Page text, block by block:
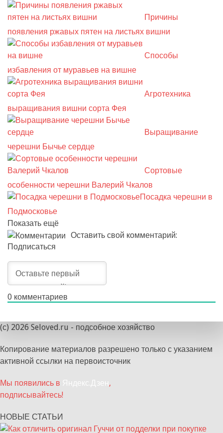
Причины
появления ржавых пятен на листьях вишни
Способы
избавления от муравьев на вишне
Агротехника
выращивания вишни сорта Фея
Выращивание
черешни Бычье сердце
Сортовые
особенности черешни Валерий Чкалов
Посадка черешни в
Подмосковье
Показать ещё
Оставить свой комментарий:
Подписаться
0 комментариев
(с) 2026 Seloved.ru - подсобное хозяйство
Копирование материалов разрешено только с указанием
активной ссылки на первоисточник
Мы появились в Яндекс.Дзен,
подписывайтесь!
НОВЫЕ СТАТЬИ